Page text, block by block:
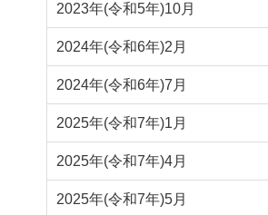
2023年(令和5年)10月
2024年(令和6年)2月
2024年(令和6年)7月
2025年(令和7年)1月
2025年(令和7年)4月
2025年(令和7年)5月